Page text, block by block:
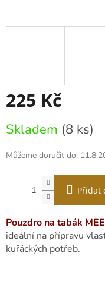
225 Kč
cena:
Skladem (8 ks)
Můžeme doručit do:
Přidat
Pouzdro na tabák
ideální na přípravu
kuřáckých potřeb.